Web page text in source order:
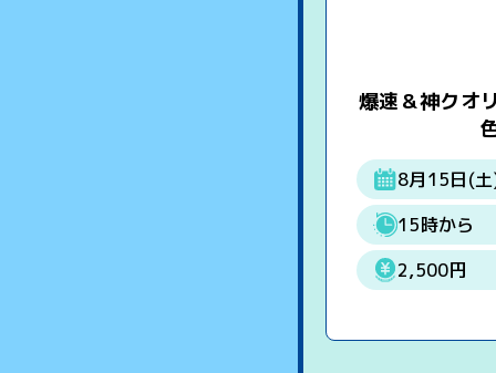
爆速＆神クオ
8月15日(
15時から
2,500円